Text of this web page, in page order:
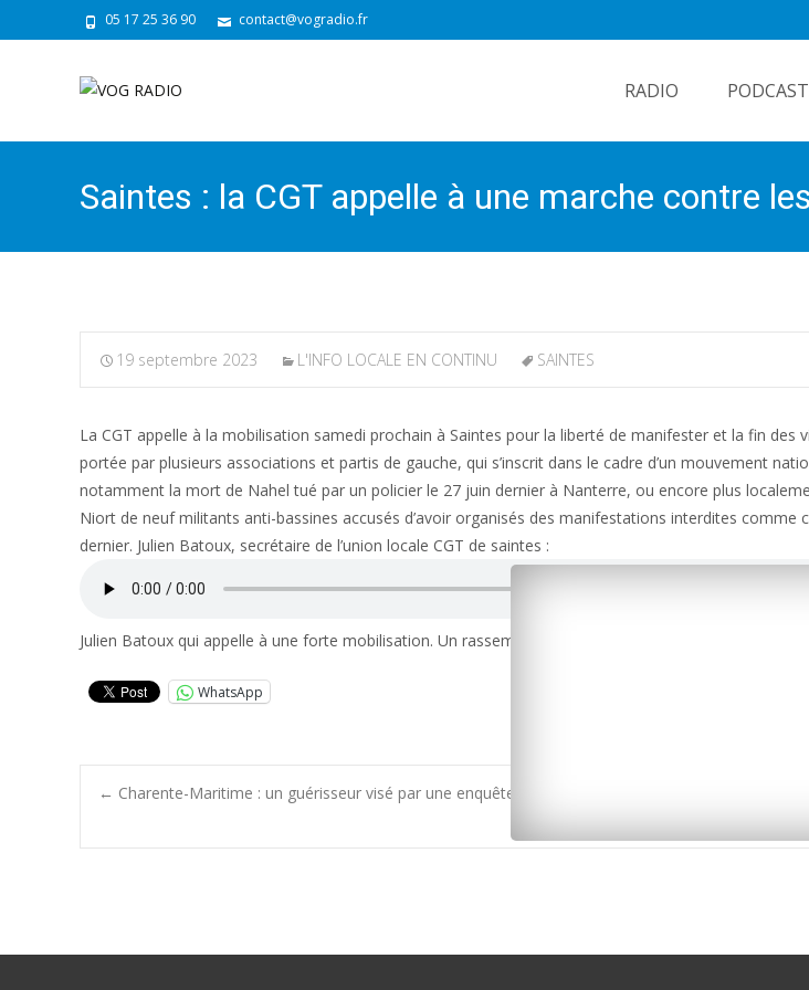
05 17 25 36 90 contact@vogradio.fr
RADIO
Saintes : la CGT appelle à une marche contre
19 septembre 2023 L'INFO LOCALE EN CONTINU SAINTES
La CGT appelle à la mobilisation samedi prochain à Saintes pour la liberté de manifester et la fin des
portée par plusieurs associations et partis de gauche, qui s’inscrit dans le cadre d’un mouvement
notamment la mort de Nahel tué par un policier le 27 juin dernier à Nanterre, ou encore plus
Niort de neuf militants anti-bassines accusés d’avoir organisés des manifestations interdites comme
dernier. Julien Batoux, secrétaire de l’union locale CGT de saintes :
Julien Batoux qui appelle à une forte mobilisation. Un rassemblement est prévu à 10h30 devant le
WhatsApp
Post
← Charente-Maritime : un guérisseur visé par une enquête pour travail dissimulé et blanchiment
Charente-Maritime : le « pack